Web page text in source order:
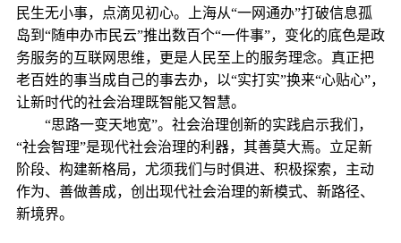
民生无小事，点滴见初心。上海从“一网通办”打破信息孤
岛到“随申办市民云”推出数百个“一件事”，变化的底色是政
务服务的互联网思维，更是人民至上的服务理念。真正把
老百姓的事当成自己的事去办，以“实打实”换来“心贴心”，
让新时代的社会治理既智能又智慧。
“思路一变天地宽”。社会治理创新的实践启示我们，
“社会智理”是现代社会治理的利器，其善莫大焉。立足新
阶段、构建新格局，尤须我们与时俱进、积极探索，主动
作为、善做善成，创出现代社会治理的新模式、新路径、
新境界。